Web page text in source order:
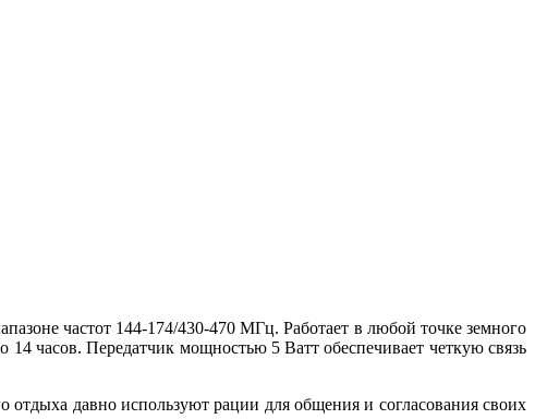
частот 144-174/430-470 МГц. Работает в любой точке земного
часов. Передатчик мощностью 5 Ватт обеспечивает четкую связь
давно используют рации для общения и согласования своих